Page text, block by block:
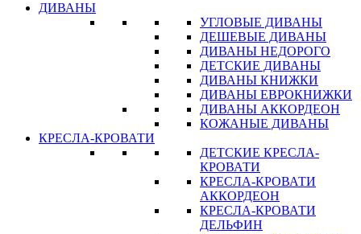
ДИВАНЫ
УГЛОВЫЕ ДИВАНЫ
ДЕШЕВЫЕ ДИВАНЫ
ДИВАНЫ НЕДОРОГО
ДЕТСКИЕ ДИВАНЫ
ДИВАНЫ КНИЖКИ
ДИВАНЫ ЕВРОКНИЖКИ
ДИВАНЫ АККОРДЕОН
КОЖАНЫЕ ДИВАНЫ
КРЕСЛА-КРОВАТИ
ДЕТСКИЕ КРЕСЛА-
КРОВАТИ
КРЕСЛА-КРОВАТИ
АККОРДЕОН
КРЕСЛА-КРОВАТИ
ДЕЛЬФИН